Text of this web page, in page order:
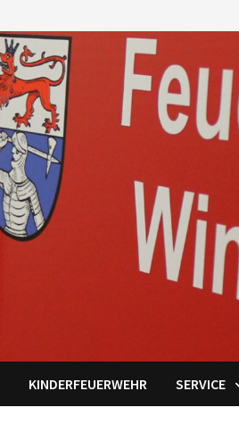
KINDERFEUERWEHR SERVICE